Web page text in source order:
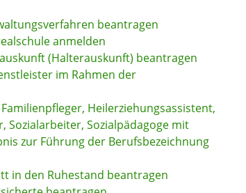
beantragen
anmelden
(Halterauskunft) beantragen
im Rahmen der
Heilerziehungsassistent,
Sozialarbeiter, Sozialpädagoge mit
zur Führung der Berufsbezeichnung
in den Ruhestand beantragen